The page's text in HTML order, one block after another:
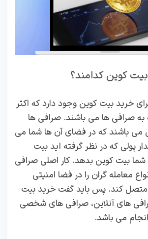
کوین کدامند؟
خرید بیت کوین وجود دارد که اکثر
به صرافی ها می باشند. صرافی ها
می باشند که در فضای آن ها شما می
پولی که در نظر گرفته‌ اید بیت
شما بیت کوین بدهد. کار اصلی صرافی
معامله گران را در فضا امنیتی
کند‌. پس باید گفت خرید بیت
های آنلاین، صرافی های شخصی
می باشد.